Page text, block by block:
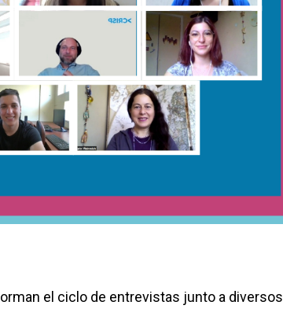
el ciclo de entrevistas junto a diversos